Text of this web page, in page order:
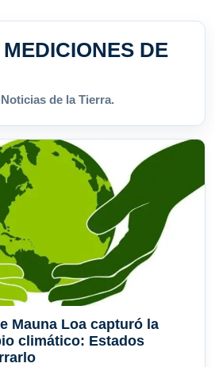
MEDICIONES DE
de la Tierra.
Mauna Loa capturó la
climático: Estados